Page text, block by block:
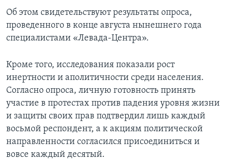
Об этом свидетельствуют результаты опроса,
проведенного в конце августа нынешнего года
специалистами «Левада-Центра».
Кроме того, исследования показали рост
инертности и аполитичности среди населения.
Согласно опроса, личную готовность принять
участие в протестах против падения уровня жизни
и защиты своих прав подтвердил лишь каждый
восьмой респондент, а к акциям политической
направленности согласился присоединиться и
вовсе каждый десятый.